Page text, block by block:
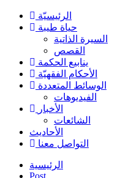
الرئیسیّة
حياة طيبة
السيرة الذاتية
القصص
ينابيع الحكمة
الأحکام الفقهیّة
الوسائط المتعددة
الفیدیوهات
الأخبار
الشائعات
الأحادیث
التواصل معنا
الرئيسية
Post